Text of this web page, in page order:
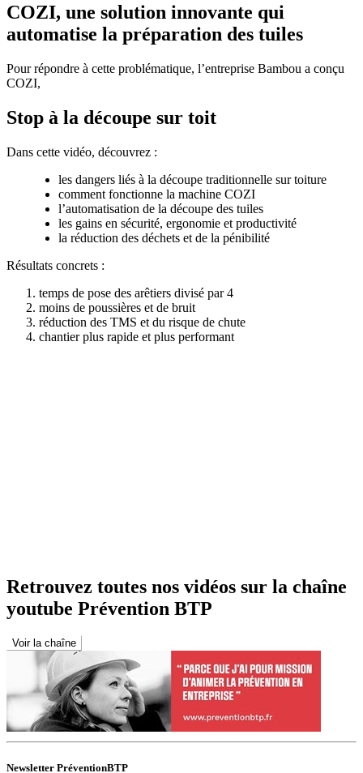
COZI, une solution innovante qui
automatise la préparation des tuiles
Pour répondre à cette problématique, l’entreprise Bambou a conçu
COZI,
Stop à la découpe sur toit
Dans cette vidéo, découvrez :
les dangers liés à la découpe traditionnelle sur toiture
comment fonctionne la machine COZI
l’automatisation de la découpe des tuiles
les gains en sécurité, ergonomie et productivité
la réduction des déchets et de la pénibilité
Résultats concrets :
temps de pose des arêtiers divisé par 4
moins de poussières et de bruit
réduction des TMS et du risque de chute
chantier plus rapide et plus performant
Retrouvez toutes nos vidéos sur la chaîne
youtube Prévention BTP
Voir la chaîne
Newsletter PréventionBTP